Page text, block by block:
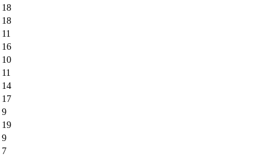
18
18
11
16
10
11
14
17
9
19
9
7